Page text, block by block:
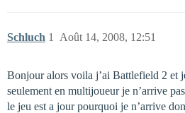
Schluch Août 14, 2008, 12:51
1
Bonjour alors voila j’ai Battlefield 2 et
seulement en multijoueur je n’arrive
le jeu est a jour pourquoi je n’arrive